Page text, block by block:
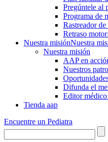
Pregúntele al
Programa de
Rastre​​ador
Retraso
Nuestra misiónNuestra
Nuestra misión
AAP en
Nuestros
Difunda el
Editor
Tienda aap
Encuentre un Pediatra